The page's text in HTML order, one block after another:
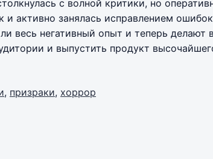
с волной критики, но
и активно занялась исправлением
весь негативный опыт и теперь делают
и выпустить продукт
, призраки, хоррор